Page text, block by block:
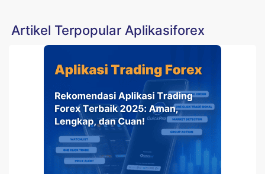
Artikel Terpopular Aplikasiforex